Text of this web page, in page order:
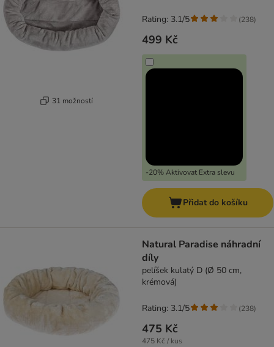
31 možností
499 Kč
-20% Aktivovat Extra slevu
Rating: 3.1/5 (238)
Přidat do košíku
Natural Paradise náhradní
díly
pelíšek kulatý D (Ø 50 cm,
krémová)
475 Kč
475 Kč / kus
Rating: 3.1/5 (238)